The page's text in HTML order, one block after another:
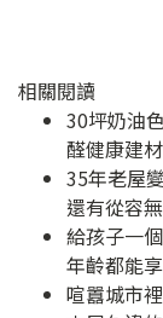
相關閱讀
30坪奶油
醛健康建
35年老屋
還有從容
給孩子一
年齡都能
喧囂城市